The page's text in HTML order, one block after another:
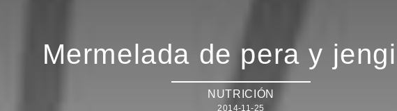
Mermelada de pera y
NUTRICIÓN
2014-11-25